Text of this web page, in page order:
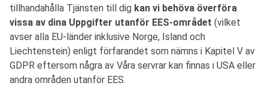
tillhandahålla Tjänsten till dig kan vi behöva överföra
vissa av dina Uppgifter utanför EES-området (vilket
avser alla EU-länder inklusive Norge, Island och
Liechtenstein) enligt förfarandet som nämns i Kapitel V av
GDPR eftersom några av Våra servrar kan finnas i USA eller
andra områden utanför EES.